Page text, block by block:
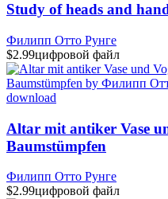
Study of heads and
Филипп Отто Рунге
$2.99цифровой файл
Altar mit antiker Vase
Baumstümpfen
Филипп Отто Рунге
$2.99цифровой файл